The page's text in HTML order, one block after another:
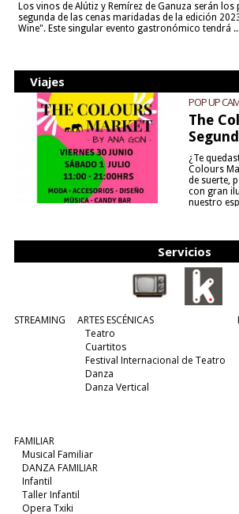
Los vinos de Alútiz y Remírez de Ganuza serán los
segunda de las cenas maridadas de la edición
Wine". Este singular evento gastronómico tendrá
Viajes
POP UP
The
¿Te
Colours
de suerte,
con gran
nuestro
Servicios
STREAMING
ARTES ESCÉNICAS
Teatro
Cuartitos
Festival Internacional de Teatro
Danza
Danza Vertical
FAMILIAR
Musical Familiar
DANZA FAMILIAR
Infantil
Taller Infantil
Opera Txiki